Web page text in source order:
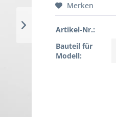
Merken
Artikel-Nr.:
Bauteil für
Modell: